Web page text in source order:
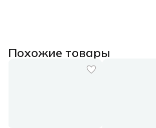
Похожие товары